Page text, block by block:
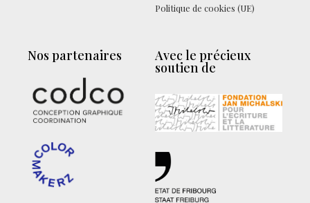
Politique de cookies (UE)
Nos partenaires Avec le précieux
soutien de